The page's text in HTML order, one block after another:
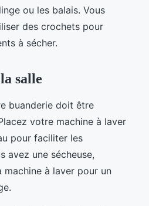
ou les balais. Vous
des crochets pour
à sécher.
salle
buanderie doit être
votre machine à laver
pour faciliter les
avez une sécheuse,
à laver pour un